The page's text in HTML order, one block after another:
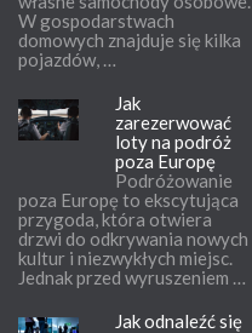
W gospodarstwach
domowych znajduje się kilka
pojazdów, …
Jak
zarezerwować
loty na podróż
poza Europę
Podróżowanie
poza Europę to ekscytująca
przygoda, która otwiera
drzwi do odkrywania nowych
kultur i niezwykłych miejsc.
Jednak przed wyruszeniem …
Jak odnaleźć się